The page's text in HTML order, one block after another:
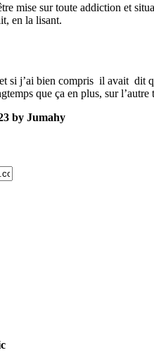
mise sur toute addiction et
en la lisant.
si j’ai bien compris il avait dit
que ça en plus, sur l’autre
by Jumahy